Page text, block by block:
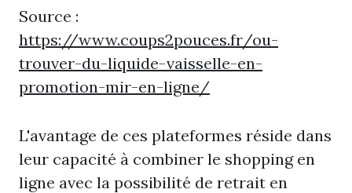
Source :
https://www.coups2pouces.fr/ou-
trouver-du-liquide-vaisselle-en-
promotion-mir-en-ligne/
L'avantage de ces plateformes réside dans
leur capacité à combiner le shopping en
ligne avec la possibilité de retrait en